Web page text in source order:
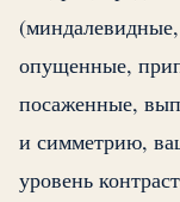
опущенные,
посаженные,
и симметрию,
уровень